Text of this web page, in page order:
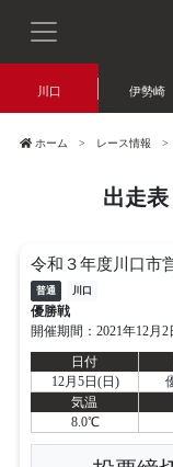
川口 伊勢崎
ホーム レース情報
出走
令和３年度川口市
普通 川口
優勝戦
開催期間：2021年12月
日付
12月5日(日)
気温
8.0℃